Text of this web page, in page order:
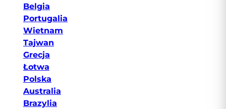
Belgia
Portugalia
Wietnam
Tajwan
Grecja
Łotwa
Polska
Australia
Brazylia